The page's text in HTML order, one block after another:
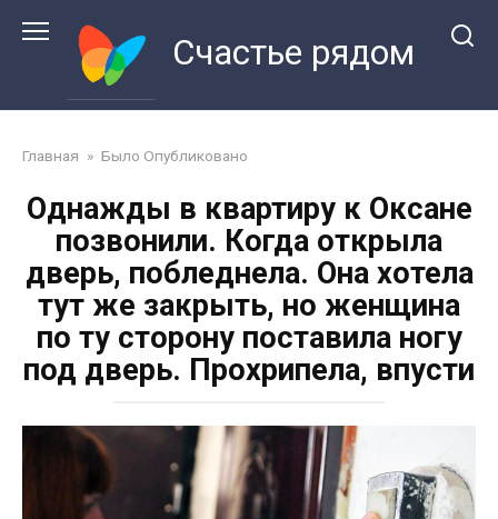
Счастье рядом
Главная » Было Опубликовано
Однажды в квартиру к Оксане
позвонили. Когда открыла
дверь, побледнела. Она хотела
тут же закрыть, но женщина
по ту сторону поставила ногу
под дверь. Прохрипела, впусти